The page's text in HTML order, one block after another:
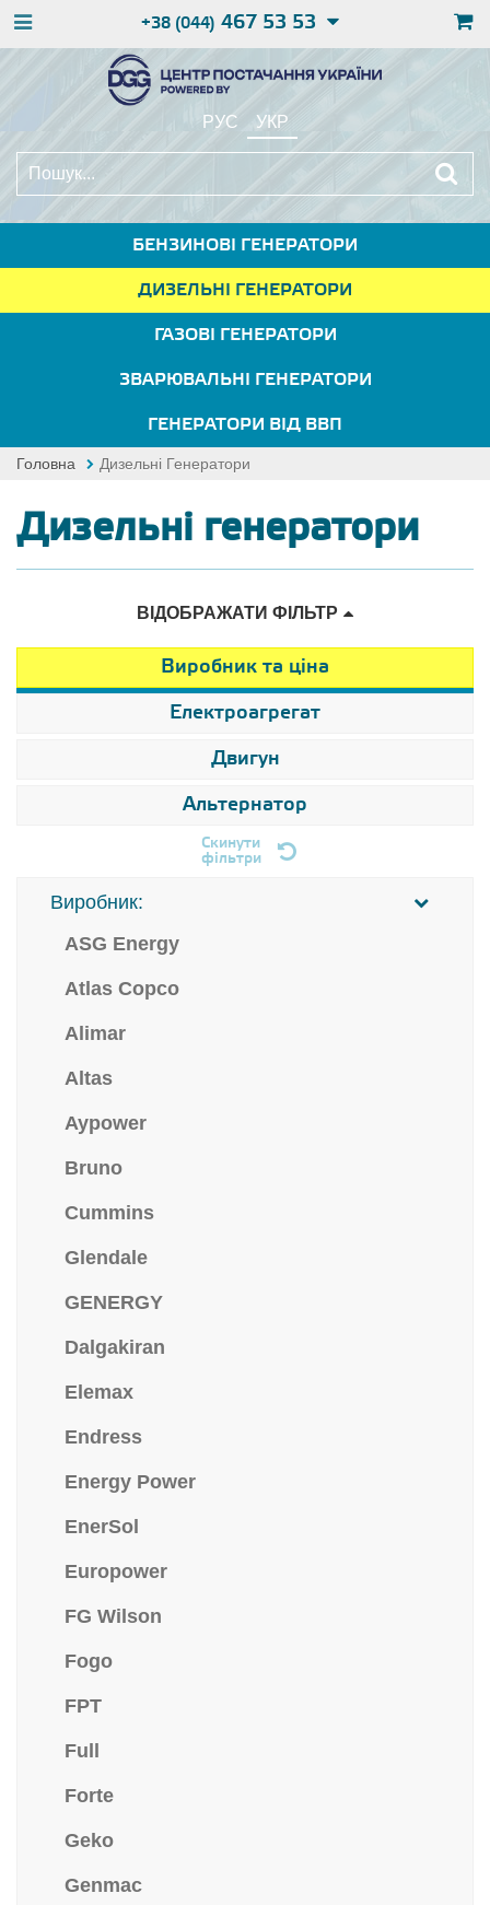
+38 (044) 467 53 53
РУС УКР
БЕНЗИНОВІ ГЕНЕРАТОРИ
ДИЗЕЛЬНІ ГЕНЕРАТОРИ
ГАЗОВІ ГЕНЕРАТОРИ
ЗВАРЮВАЛЬНІ ГЕНЕРАТОРИ
ГЕНЕРАТОРИ ВІД ВВП
Головна Дизельні Генератори
Дизельні генератори
ВІДОБРАЖАТИ ФІЛЬТР
Виробник та ціна
Електроагрегат
Двигун
Альтернатор
Скинути
фільтри
Виробник:
ASG Energy
Atlas Copco
Alimar
Altas
Aypower
Bruno
Cummins
Glendale
GENERGY
Dalgakiran
Elemax
Endress
Energy Power
EnerSol
Europower
FG Wilson
Fogo
FPT
Full
Forte
Geko
Genmac